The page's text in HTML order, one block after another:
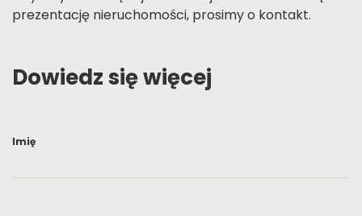
Dowiedz się więcej
Imię
prezentację nieruchomości, prosimy o kontakt.